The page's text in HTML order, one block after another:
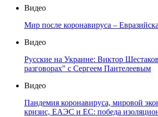
Видео
Мир после коронавируса –
Видео
Русские на Украине: Виктор
разговорах" с Сергеем Пантелеевым
Видео
Пандемия коронавируса, мировой
кризис, ЕАЭС и ЕС: победа